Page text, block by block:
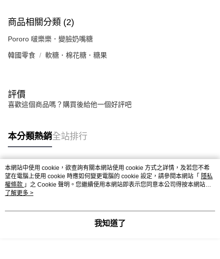
商品相關分類 (2)
Pororo 啵樂樂．變臉奶嘴糖
韓國零食 軟糖．棉花糖．糖果
評價
喜歡這個商品嗎？購買後給他一個好評吧
本分類熱銷全站排行
熱門標籤
本網站中使用 cookie，欲查詢有關本網站使用 cookie 方式之詳情，及若您不希
望在電腦上使用 cookie 時應如何變更電腦的 cookie 設定，請參閱本網站「 隱私
權條款 」之 Cookie 聲明。您繼續使用本網站即表示您同意本公司得按本網站使
用條款之 Cookie 聲明使用 cookie。
了解更多 >
我知道了